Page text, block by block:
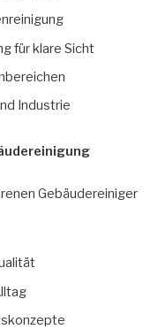
für klare Sicht
Industrie
Gebäudereiniger